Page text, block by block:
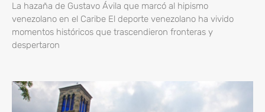
La hazaña de Gustavo Ávila que marcó al hipismo
venezolano en el Caribe El deporte venezolano ha vivido
momentos históricos que trascendieron fronteras y
despertaron